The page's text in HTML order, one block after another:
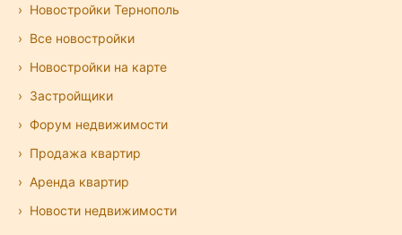
Новостройки Тернополь
Все новостройки
Новостройки на карте
Застройщики
Форум недвижимости
Продажа квартир
Аренда квартир
Новости недвижимости